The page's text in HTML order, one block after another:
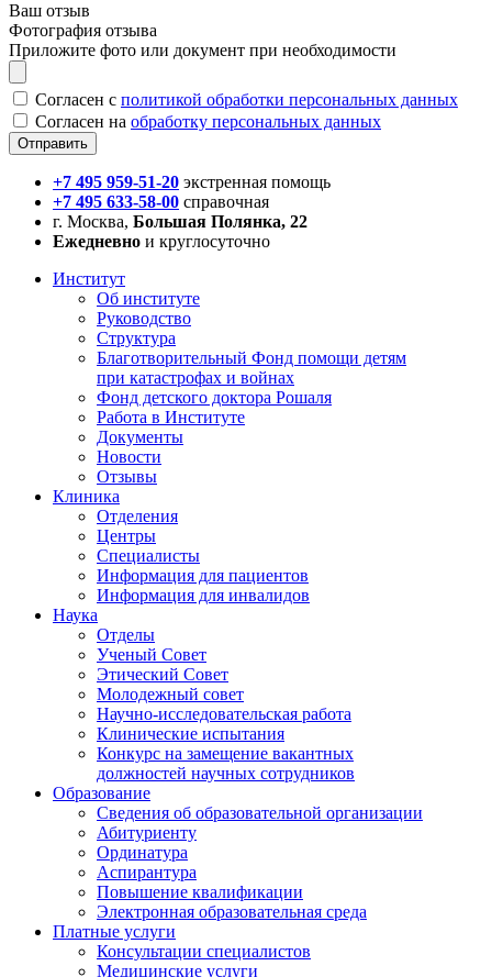
Ваш отзыв
Фотография отзыва
Приложите фото или документ при необходимости
Согласен с политикой обработки персональных данных
Согласен на обработку персональных данных
+7 495 959-51-20 экстренная помощь
+7 495 633-58-00 справочная
г. Москва, Большая Полянка, 22
Ежедневно и круглосуточно
Институт
Об институте
Руководство
Структура
Благотворительный Фонд помощи детям
при катастрофах и войнах
Фонд детского доктора Рошаля
Работа в Институте
Документы
Новости
Отзывы
Клиника
Отделения
Центры
Специалисты
Информация для пациентов
Информация для инвалидов
Наука
Отделы
Ученый Совет
Этический Совет
Молодежный совет
Научно-исследовательская работа
Клинические испытания
Конкурс на замещение вакантных
должностей научных сотрудников
Образование
Сведения об образовательной организации
Абитуриенту
Ординатура
Аспирантура
Повышение квалификации
Электронная образовательная среда
Платные услуги
Консультации специалистов
Медицинские услуги